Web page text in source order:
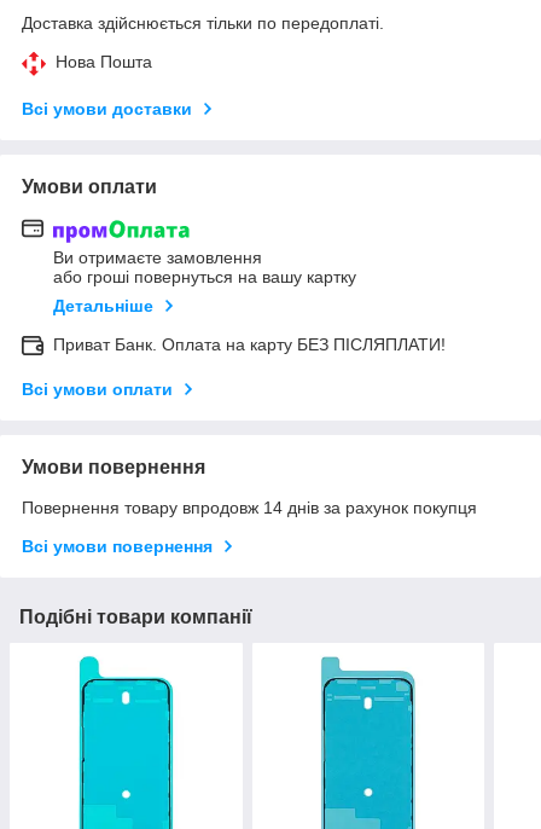
Доставка здійснюється тільки по передоплаті.
Нова Пошта
Всі умови доставки
Умови оплати
Ви отримаєте замовлення
або гроші повернуться на вашу картку
Детальніше
Приват Банк. Оплата на карту БЕЗ ПІСЛЯПЛАТИ!
Всі умови оплати
Умови повернення
Повернення товару впродовж 14 днів за рахунок покупця
Всі умови повернення
Подібні товари компанії